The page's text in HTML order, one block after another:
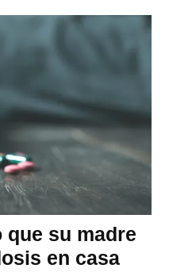
que su madre
en casa